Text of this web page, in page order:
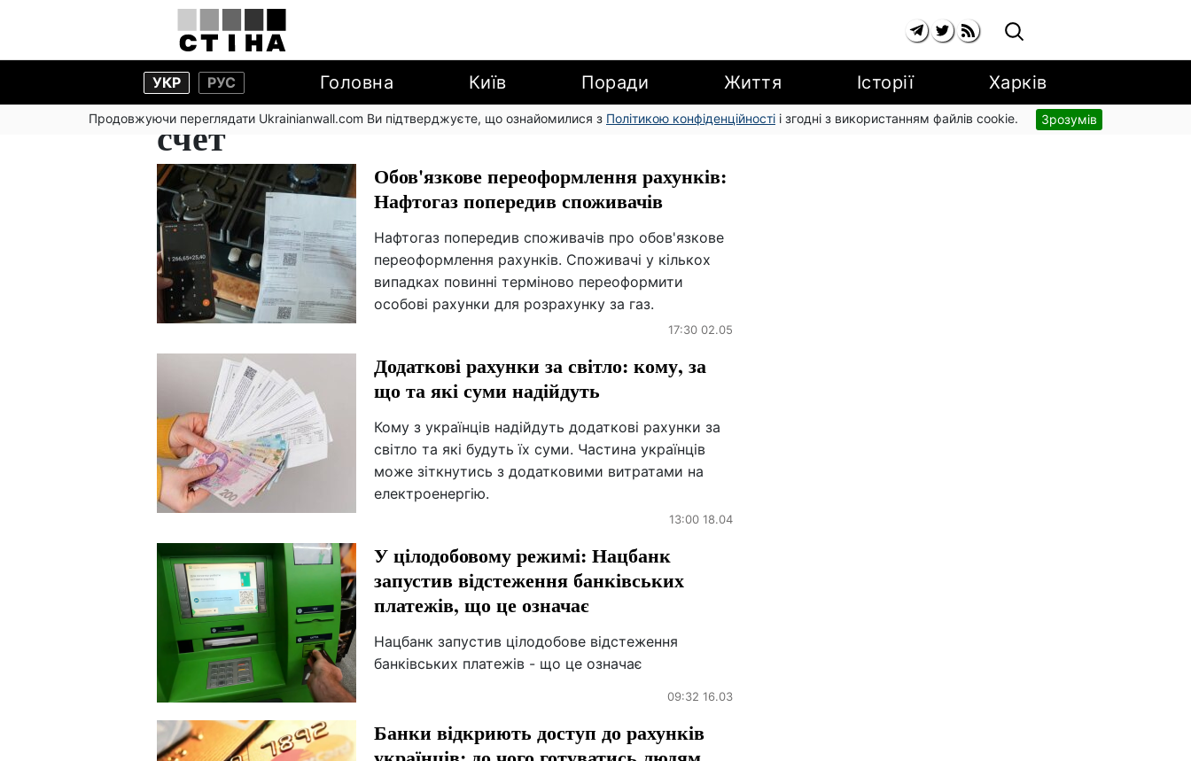
УКР РУС Головна Київ Поради Життя Історії Харків
Продовжуючи переглядати Ukrainianwall.com Ви підтверджуєте, що ознайомилися з Політикою конфіденційності і згодні з використанням файлів cookie. Зрозумів
счет
Обов'язкове переоформлення рахунків:
Нафтогаз попередив споживачів
Нафтогаз попередив споживачів про обов'язкове
переоформлення рахунків. Споживачі у кількох
випадках повинні терміново переоформити
особові рахунки для розрахунку за газ.
17:30 02.05
Додаткові рахунки за світло: кому, за
що та які суми надійдуть
Кому з українців надійдуть додаткові рахунки за
світло та які будуть їх суми. Частина українців
може зіткнутись з додатковими витратами на
електроенергію.
13:00 18.04
У цілодобовому режимі: Нацбанк
запустив відстеження банківських
платежів, що це означає
Нацбанк запустив цілодобове відстеження
банківських платежів - що це означає
09:32 16.03
Банки відкриють доступ до рахунків